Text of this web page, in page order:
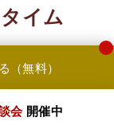
イム
り異なりま
応募から内
（無料）
会 開催中